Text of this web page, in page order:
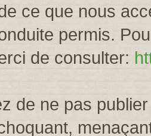
ce que nous
permis.
de consulter:
de ne pas